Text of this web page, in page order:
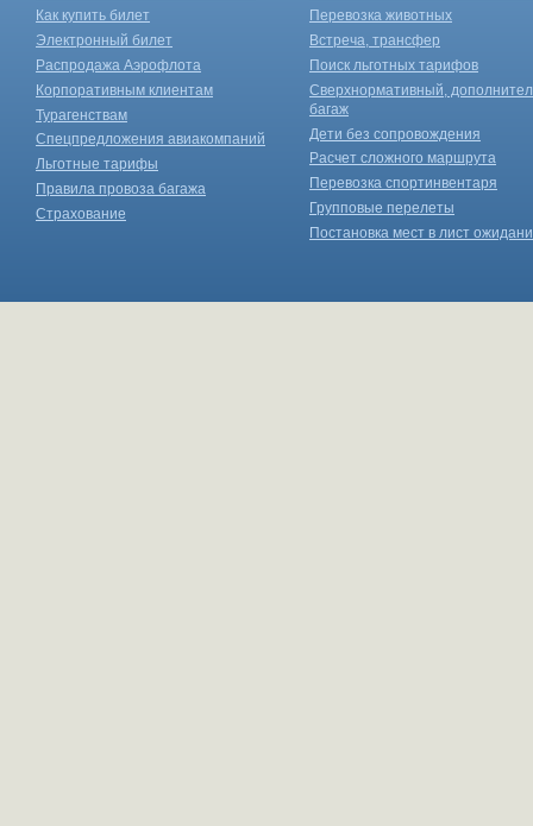
Как купить билет
Электронный билет
Распродажа Аэрофлота
Корпоративным клиентам
Турагенствам
Спецпредложения авиакомпаний
Льготные тарифы
Правила провоза багажа
Страхование
Перевозка животных
Встреча, трансфер
Поиск льготных тарифов
Сверхнормативный,
багаж
Дети без сопровождения
Расчет сложного маршрута
Перевозка спортинвентаря
Групповые перелеты
Постановка мест в лист